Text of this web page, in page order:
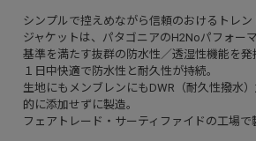
シンプルで控えめながら信頼のおけるトレン
ジャケットは、パタゴニアのH2Noパフォー
基準を満たす抜群の防水性／透湿性機能を発
１日中快適で防水性と耐久性が持続。
生地にもメンブレンにもDWR（耐久性撥水
的に添加せずに製造。
フェアトレード・サーティファイドの工場で